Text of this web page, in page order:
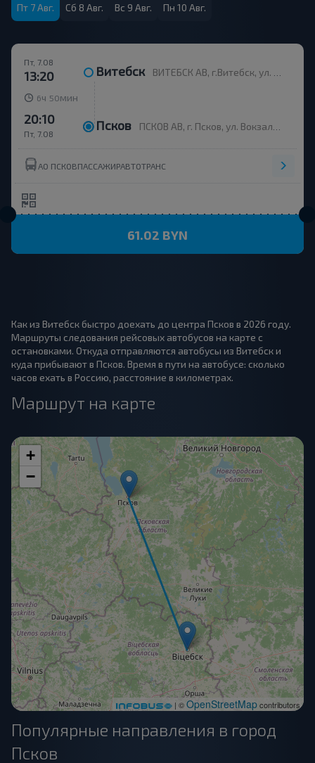
Пт 7 Авг. Сб 8 Авг. Вс 9 Авг. Пн 10 Авг.
Пт, 7.08
13:20 Витебск ВИТЕБСК АВ, г.Витебск, ул. Космонавтов 12, Беларусь
6ч 50 мин
Пт, 7.08
20:10 Псков ПСКОВ АВ, г. Псков, ул. Вокзальная, 21
АО ПСКОВПАССАЖИРАВТОТРАНС
61.02 BYN
Как из Витебск быстро доехать до центра Псков в 2026 году.
Маршруты следования рейсовых автобусов на карте с
остановками. Откуда отправляются автобусы из Витебск и
куда прибывают в Псков. Время в пути на автобусе: сколько
часов ехать в Россию, расстояние в километрах.
Маршрут на карте
+
−
| ©OpenStreetMapcontributors
Популярные направления в город
Псков